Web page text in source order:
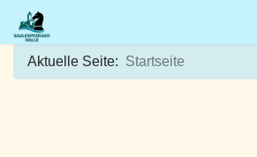
Aktuelle Seite: Startseite